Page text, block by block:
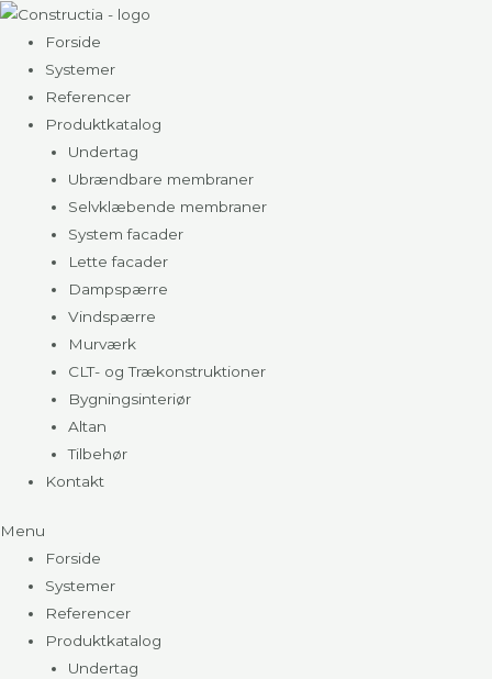
Gå
indholdet
Forside
Systemer
Referencer
Produktkatalog
Undertag
Ubrændbare membraner
Selvklæbende membraner
System facader
Lette facader
Dampspærre
Vindspærre
Murværk
CLT- og Trækonstruktioner
Bygningsinteriør
Altan
Tilbehør
Kontakt
Menu
Forside
Systemer
Referencer
Produktkatalog
Undertag